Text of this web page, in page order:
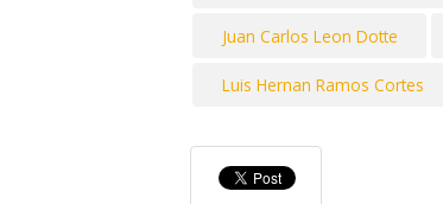
Juan Carlos Leon Dotte
Luis Hernan Ramos Cortes